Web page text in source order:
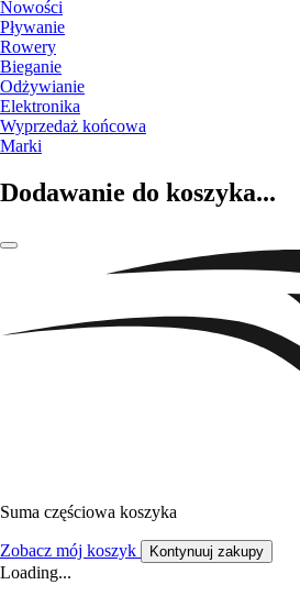
Nowości
Pływanie
Rowery
Bieganie
Odżywianie
Elektronika
Wyprzedaż końcowa
Marki
Dodawanie do koszyka...
Suma częściowa koszyka
Zobacz mój koszyk Kontynuuj zakupy
Loading...